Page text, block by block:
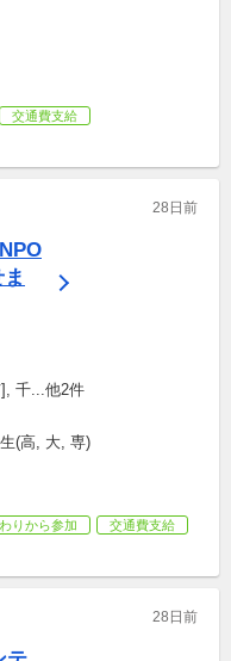
交通費支給
28日前
千...他2件
(高, 大, 専)
りから参加
交通費支給
28日前